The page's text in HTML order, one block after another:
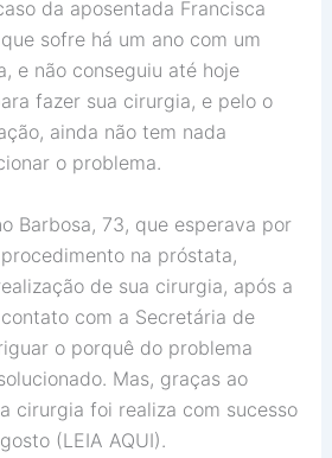
da aposentada Francisca
sofre há um ano com um
e não conseguiu até hoje
fazer sua cirurgia, e pelo o
ainda não tem nada
o problema.
Barbosa, 73, que esperava por
na próstata,
de sua cirurgia, após a
com a Secretária de
o porquê do problema
Mas, graças ao
cirurgia foi realiza com sucesso
(LEIA AQUI).